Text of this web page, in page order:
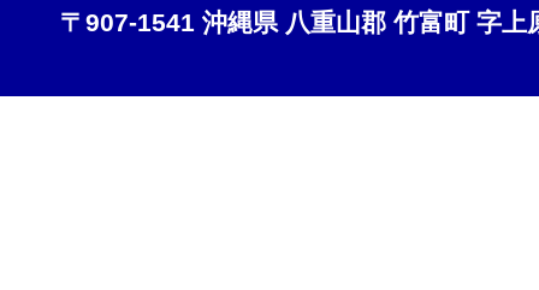
〒907-1541 沖縄県 八重山郡 竹富町 字上